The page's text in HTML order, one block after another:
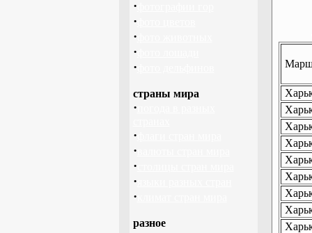
·
·
·
·
·
страны мира
·
·
·
·
·
·
разное